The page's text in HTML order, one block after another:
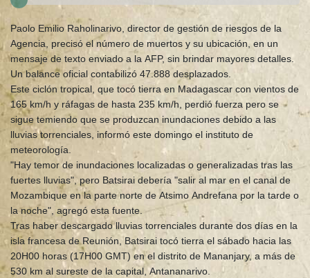
Paolo Emilio Raholinarivo, director de gestión de riesgos de la
Agencia, precisó el número de muertos y su ubicación, en un
mensaje de texto enviado a la AFP, sin brindar mayores detalles.
Un balance oficial contabilizó 47.888 desplazados.
Este ciclón tropical, que tocó tierra en Madagascar con vientos de
165 km/h y ráfagas de hasta 235 km/h, perdió fuerza pero se
sigue temiendo que se produzcan inundaciones debido a las
lluvias torrenciales, informó este domingo el instituto de
meteorología.
"Hay temor de inundaciones localizadas o generalizadas tras las
fuertes lluvias", pero Batsirai debería "salir al mar en el canal de
Mozambique en la parte norte de Atsimo Andrefana por la tarde o
la noche", agregó esta fuente.
Tras haber descargado lluvias torrenciales durante dos días en la
isla francesa de Reunión, Batsirai tocó tierra el sábado hacia las
20H00 horas (17H00 GMT) en el distrito de Mananjary, a más de
530 km al sureste de la capital, Antananarivo.